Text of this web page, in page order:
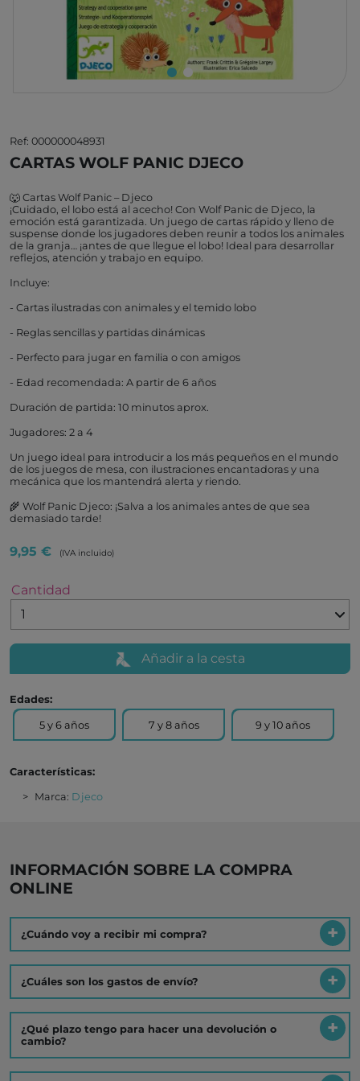
Ref: 000000048931
CARTAS WOLF PANIC DJECO
🐺 Cartas Wolf Panic – Djeco
¡Cuidado, el lobo está al acecho! Con Wolf Panic de Djeco, la
emoción está garantizada. Un juego de cartas rápido y lleno de
suspense donde los jugadores deben reunir a todos los animales
de la granja… ¡antes de que llegue el lobo! Ideal para desarrollar
reflejos, atención y trabajo en equipo.
Incluye:
- Cartas ilustradas con animales y el temido lobo
- Reglas sencillas y partidas dinámicas
- Perfecto para jugar en familia o con amigos
- Edad recomendada: A partir de 6 años
Duración de partida: 10 minutos aprox.
Jugadores: 2 a 4
Un juego ideal para introducir a los más pequeños en el mundo
de los juegos de mesa, con ilustraciones encantadoras y una
mecánica que los mantendrá alerta y riendo.
🌾 Wolf Panic Djeco: ¡Salva a los animales antes de que sea
demasiado tarde!
9,95 € (IVA incluido)
Cantidad
Añadir a la cesta
Edades:
5 y 6 años 7 y 8 años 9 y 10 años
Características:
Marca: Djeco
INFORMACIÓN SOBRE LA COMPRA
ONLINE
¿Cuándo voy a recibir mi compra?
¿Cuáles son los gastos de envío?
¿Qué plazo tengo para hacer una devolución o
cambio?